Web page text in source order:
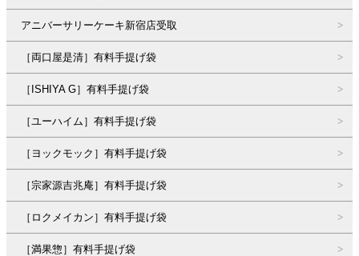
アニバーサリーケーキ新宿店受取
［両口屋是清］有料手提げ袋
［ISHIYA G］有料手提げ袋
［ユーハイム］有料手提げ袋
［ヨックモック］有料手提げ袋
［宗家源吉兆庵］有料手提げ袋
［ロクメイカン］有料手提げ袋
［満果惣］有料手提げ袋